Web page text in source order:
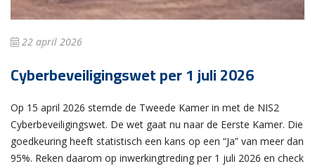
22 april 2026
Cyberbeveiligingswet per 1 juli 2026
Op 15 april 2026 stemde de Tweede Kamer in met de NIS2
Cyberbeveiligingswet. De wet gaat nu naar de Eerste Kamer. Die
goedkeuring heeft statistisch een kans op een “Ja” van meer dan
95%. Reken daarom op inwerkingtreding per 1 juli 2026 en check